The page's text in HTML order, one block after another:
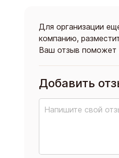
Для организации
компанию,
Ваш отзыв поможет
Добавить